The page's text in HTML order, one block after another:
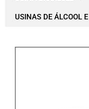
USINAS DE ÁLCOOL